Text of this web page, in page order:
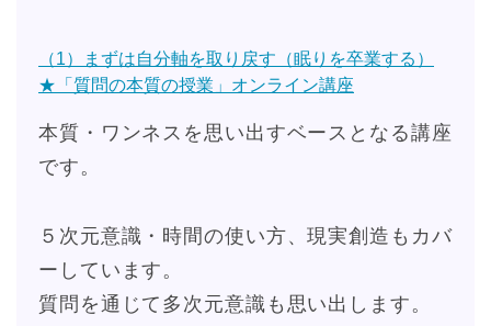
（1）まずは自分軸を取り戻す（眠りを卒業する）
★「質問の本質の授業」オンライン講座
本質・ワンネスを思い出すベースとなる講座
です。
５次元意識・時間の使い方、現実創造もカバ
ーしています。
質問を通じて多次元意識も思い出します。